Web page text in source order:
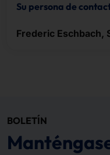
Su persona de
Frederic Eschbach,
BOLETÍN